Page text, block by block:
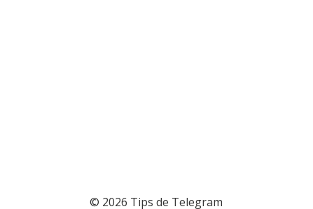
© 2026 Tips de Telegram